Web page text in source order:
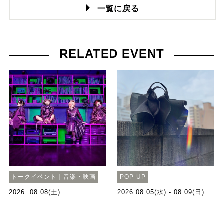
一覧に戻る
RELATED EVENT
トークイベント｜音楽・映画
2026. 08.08(土)
POP-UP
2026.08.05(水) - 08.09(日)